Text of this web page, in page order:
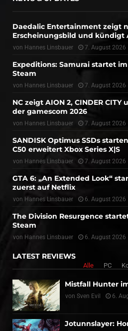
Daedalic Entertainment zeigt
Erscheinungsbild und kündigt
von Hannes Linsbauer 7. August 2026
Expeditions: Samurai startet
Steam
von Hannes Linsbauer 7. August 2026
NC zeigt AION 2, CINDER
der gamescom 2026
von Hannes Linsbauer 7. August 2026
SANDISK Optimus SSDs
C50 erweitert Xbox Series X|S
von Hannes Linsbauer 7. August 2026
GTA 6: „An Extended Look“
zuerst auf Netflix
von Hannes Linsbauer 6. August 2026
The Division Resurgence
Steam
von Hannes Linsbauer 6. August 2026
LATEST REVIEWS
Alle PC
Mistfall Hunter
von Sven Evil 6.
Jotunnslayer: